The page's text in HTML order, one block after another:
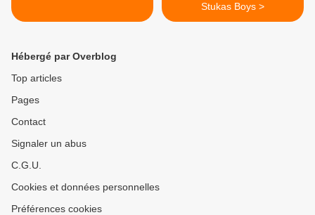
Stukas Boys >
Hébergé par Overblog
Top articles
Pages
Contact
Signaler un abus
C.G.U.
Cookies et données personnelles
Préférences cookies